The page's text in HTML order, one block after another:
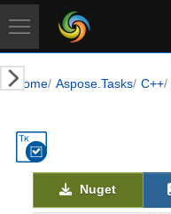
Home Aspose.Tasks C++
Nuget